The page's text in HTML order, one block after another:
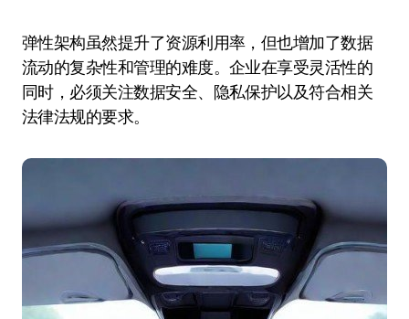
弹性架构虽然提升了资源利用率，但也增加了数据
流动的复杂性和管理的难度。企业在享受灵活性的
同时，必须关注数据安全、隐私保护以及符合相关
法律法规的要求。